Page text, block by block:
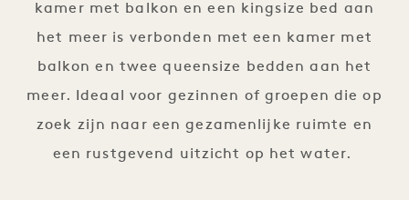
kamer met balkon en een kingsize bed aan
het meer is verbonden met een kamer met
balkon en twee queensize bedden aan het
meer. Ideaal voor gezinnen of groepen die op
zoek zijn naar een gezamenlijke ruimte en
een rustgevend uitzicht op het water.